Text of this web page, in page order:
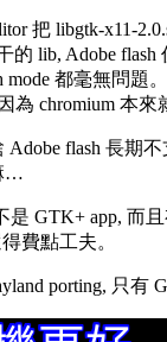
把 libgtk-x11-
的 lib, Adobe flash
mode 都毫無問
為 chromium 本來
flash 長期
…
是 GTK+ app, 而
費點工夫。
porting, 只有